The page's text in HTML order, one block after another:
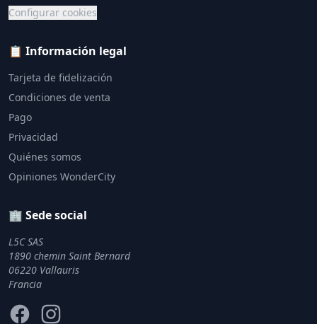
Configurar cookies
📋 Información legal
Tarjeta de fidelización
Condiciones de venta
Pago
Privacidad
Quiénes somos
Opiniones WonderCity
🏢 Sede social
L5C SAS
1890 chemin Saint Bernard
06220 Vallauris
Francia
FacebookInstagram